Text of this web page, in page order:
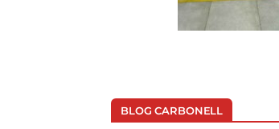
BLOG CARBONELL